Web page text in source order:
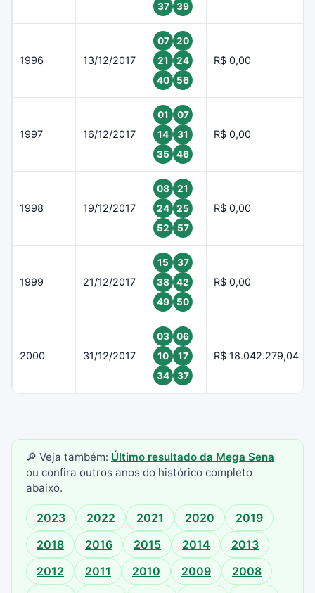
37
39
1996 13/12/2017
07
20
21
24
40
56
R$ 0,00
1997 16/12/2017
01
07
14
31
35
46
R$ 0,00
1998 19/12/2017
08
21
24
25
52
57
R$ 0,00
1999 21/12/2017
15
37
38
42
49
50
R$ 0,00
2000 31/12/2017
03
06
10
17
34
37
R$ 18.042.279,04
🔎 Veja também: Último resultado da Mega Sena
ou confira outros anos do histórico completo
abaixo.
2023 2022 2021 2020
2019
2018
2016 2015 2014
2013
2012
2011 2010 2009
2008